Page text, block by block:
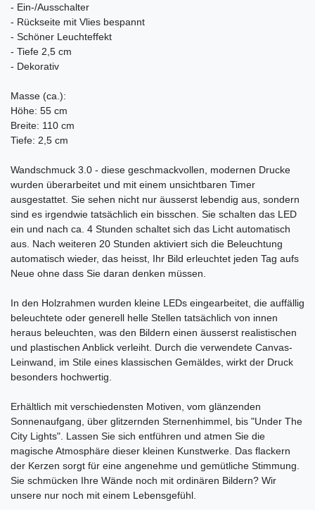
- Ein-/Ausschalter
- Rückseite mit Vlies bespannt
- Schöner Leuchteffekt
- Tiefe 2,5 cm
- Dekorativ
Masse (ca.):
Höhe: 55 cm
Breite: 110 cm
Tiefe: 2,5 cm
Wandschmuck 3.0 - diese geschmackvollen, modernen Drucke
wurden überarbeitet und mit einem unsichtbaren Timer
ausgestattet. Sie sehen nicht nur äusserst lebendig aus, sondern
sind es irgendwie tatsächlich ein bisschen. Sie schalten das LED
ein und nach ca. 4 Stunden schaltet sich das Licht automatisch
aus. Nach weiteren 20 Stunden aktiviert sich die Beleuchtung
automatisch wieder, das heisst, Ihr Bild erleuchtet jeden Tag aufs
Neue ohne dass Sie daran denken müssen.
In den Holzrahmen wurden kleine LEDs eingearbeitet, die auffällig
beleuchtete oder generell helle Stellen tatsächlich von innen
heraus beleuchten, was den Bildern einen äusserst realistischen
und plastischen Anblick verleiht. Durch die verwendete Canvas-
Leinwand, im Stile eines klassischen Gemäldes, wirkt der Druck
besonders hochwertig.
Erhältlich mit verschiedensten Motiven, vom glänzenden
Sonnenaufgang, über glitzernden Sternenhimmel, bis "Under The
City Lights". Lassen Sie sich entführen und atmen Sie die
magische Atmosphäre dieser kleinen Kunstwerke. Das flackern
der Kerzen sorgt für eine angenehme und gemütliche Stimmung.
Sie schmücken Ihre Wände noch mit ordinären Bildern? Wir
unsere nur noch mit einem Lebensgefühl.